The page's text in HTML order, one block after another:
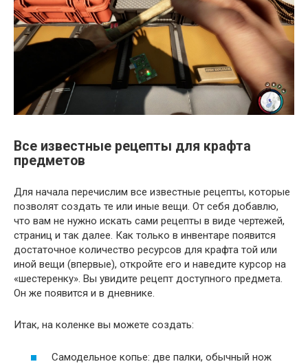
Все известные рецепты для крафта
предметов
Для начала перечислим все известные рецепты, которые
позволят создать те или иные вещи. От себя добавлю,
что вам не нужно искать сами рецепты в виде чертежей,
страниц и так далее. Как только в инвентаре появится
достаточное количество ресурсов для крафта той или
иной вещи (впервые), откройте его и наведите курсор на
«шестеренку». Вы увидите рецепт доступного предмета.
Он же появится и в дневнике.
Итак, на коленке вы можете создать:
Самодельное копье: две палки, обычный нож